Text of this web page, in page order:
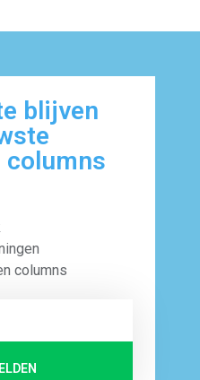
blijven
columns
columns